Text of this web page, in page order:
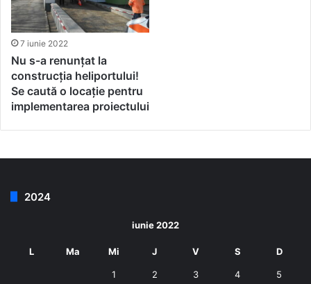
7 iunie 2022
Nu s-a renunțat la
construcția heliportului!
Se caută o locație pentru
implementarea proiectului
2024
iunie 2022
L Ma Mi J V S D
1 2 3 4 5